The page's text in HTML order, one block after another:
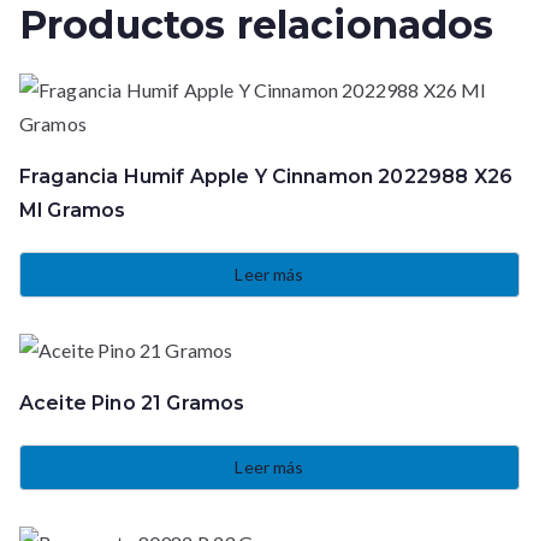
Productos relacionados
Fragancia Humif Apple Y Cinnamon 2022988 X26
Ml Gramos
Leer más
Aceite Pino 21 Gramos
Leer más